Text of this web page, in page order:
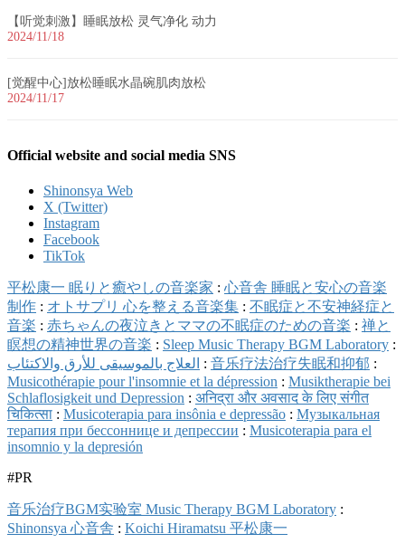
【听觉刺激】睡眠放松 灵气净化 动力
2024/11/18
[觉醒中心]放松睡眠水晶碗肌肉放松
2024/11/17
Official website and social media SNS
Shinonsya Web
X (Twitter)
Instagram
Facebook
TikTok
平松康一 眠りと癒やしの音楽家 : 心音舎 睡眠と安心の音楽
制作 : オトサプリ 心を整える音楽集 : 不眠症と不安神経症と
音楽 : 赤ちゃんの夜泣きとママの不眠症のための音楽 : 禅と
瞑想の精神世界の音楽 : Sleep Music Therapy BGM Laboratory :
العلاج بالموسيقى للأرق والاكتئاب : 音乐疗法治疗失眠和抑郁 :
Musicothérapie pour l'insomnie et la dépression : Musiktherapie bei
Schlaflosigkeit und Depression : अनिद्रा और अवसाद के लिए संगीत
चिकित्सा : Musicoterapia para insônia e depressão : Музыкальная
терапия при бессоннице и депрессии : Musicoterapia para el
insomnio y la depresión
#PR
音乐治疗BGM实验室 Music Therapy BGM Laboratory :
Shinonsya 心音舎 : Koichi Hiramatsu 平松康一